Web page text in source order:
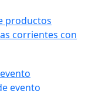
productos
corrientes con
evento